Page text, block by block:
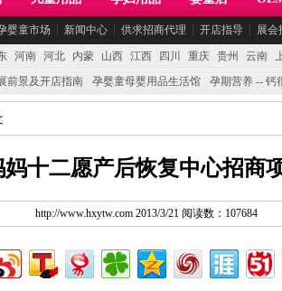
婴童市场 ┆ 新闻中心 ┆ 供求招商代理 ┆ 开店指导 ┆ 展会
河南 河北 内蒙 山西 江西 四川 重庆 贵州 云南
前景及开店指南 孕婴童母婴用品生活馆 孕期营养 -- 钙
妈十二愿产后恢复中心招商
http://www.hxytw.com 2013/3/21 阅读数：107684